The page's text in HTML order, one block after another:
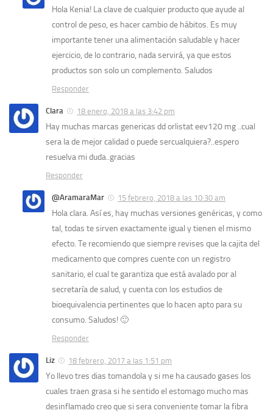
Hola Kenia! La clave de cualquier producto que ayude al
control de peso, es hacer cambio de hábitos. Es muy
importante tener una alimentación saludable y hacer
ejercicio, de lo contrario, nada servirá, ya que estos
productos son solo un complemento. Saludos
Responder
Clara 18 enero, 2018 a las 3:42 pm
Hay muchas marcas genericas dd orlistat eev120 mg ..cual
sera la de mejor calidad o puede sercualquiera?..espero
resuelva mi duda..gracias
Responder
@AramaraMar 15 febrero, 2018 a las 10:30 am
Hola clara. Así es, hay muchas versiones genéricas, y como
tal, todas te sirven exactamente igual y tienen el mismo
efecto. Te recomiendo que siempre revises que la cajita del
medicamento que compres cuente con un registro
sanitario, el cual te garantiza que está avalado por al
secretaría de salud, y cuenta con los estudios de
bioequivalencia pertinentes que lo hacen apto para su
consumo. Saludos! 🙂
Responder
Liz 18 febrero, 2017 a las 1:51 pm
Yo llevo tres dias tomandola y si me ha causado gases los
cuales traen grasa si he sentido el estomago mucho mas
desinflamado creo que si sera conveniente tomar la fibra